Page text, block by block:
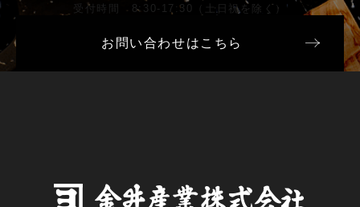
受付時間 8:30-17:30（土日祝を除く）
お問い合わせはこちら